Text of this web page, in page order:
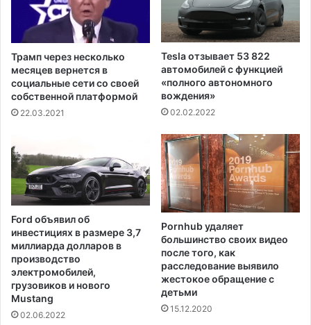
к
в
К
а
е
п
о
и
ц
я
з
а
д
,
п
р
о
г
з
и
р
у
а
н
а
л
и
т
Трамп через несколько
месяцев вернется в
социальные сети со своей
собственной платформой
22.03.2021
Tesla отзывает 53 822
автомобилей с функцией
«полного автономного
вождения»
02.02.2022
Ford объявил об
инвестициях в размере 3,7
миллиарда долларов в
производство
электромобилей,
грузовиков и нового
Mustang
02.06.2022
Pornhub удаляет
большинство своих видео
после того, как
расследование выявило
жестокое обращение с
детьми
15.12.2020